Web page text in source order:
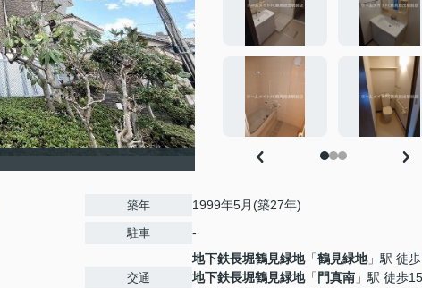
築年 1999年5月(築27年)
駐車 -
交通
地下鉄長堀鶴見緑地「鶴見緑地」駅 徒
地下鉄長堀鶴見緑地「 門真南 」駅 徒歩